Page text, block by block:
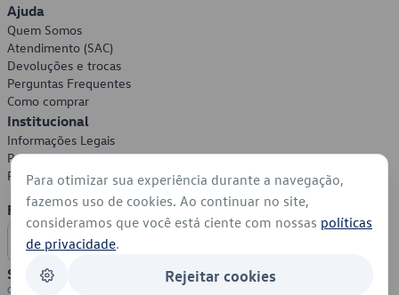
Ajuda
Quem Somos
Atendimento (SAC)
Devoluções e trocas
Perguntas Frequentes
Como comprar
Institucional
Informações Legais
Política de Privacidade
Política de Cookies
Formas de Pagamento
Segurança
Para otimizar sua experiência durante a navegação,
fazemos uso de cookies. Ao continuar no site,
consideramos que você está ciente com nossas políticas
de privacidade.
Rejeitar cookies